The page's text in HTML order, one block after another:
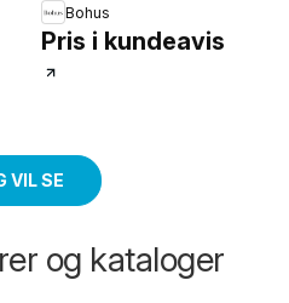
Bohus
Pris i kundeavis
VIL SE
og kataloger